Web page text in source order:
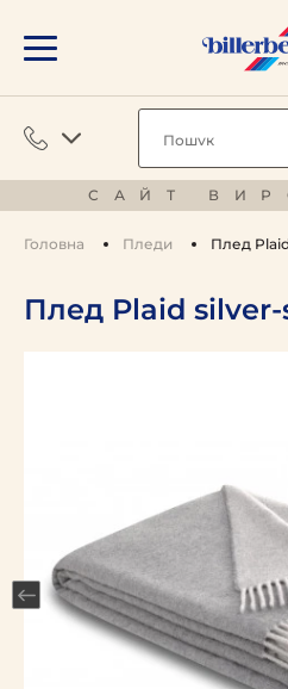
САЙТ
Головна Пледи Плед
Плед Plaid